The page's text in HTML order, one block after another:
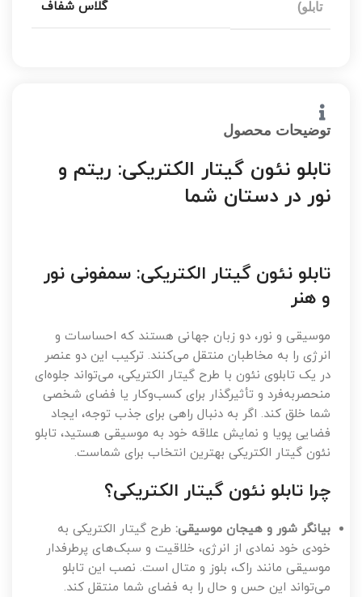
تابلو) گلاس شفاف
توضیحات محصول
تابلو نئون گیتار الکتریکی: ریتم و
نور در دستان شما
تابلو نئون گیتار الکتریکی: سمفونی نور
و هنر
موسیقی و نور، دو زبان جهانی هستند که احساسات و
انرژی را به مخاطبان منتقل می‌کنند. ترکیب این دو عنصر
در یک تابلوی نئون با طرح گیتار الکتریکی، می‌تواند جلوه‌ای
منحصربه‌فرد و تأثیرگذار برای کسب‌وکار یا فضای شخصی
شما خلق کند. اگر به دنبال راهی برای جذب توجه، ایجاد
فضایی پویا و نمایش علاقه خود به موسیقی هستید، تابلو
نئون گیتار الکتریکی بهترین انتخاب برای شماست.
چرا تابلو نئون گیتار الکتریکی؟
بیانگر شور و هیجان موسیقی: طرح گیتار الکتریکی به
خودی خود نمادی از انرژی، خلاقیت و سبک‌های پرطرفدار
موسیقی مانند راک، بلوز و متال است. نصب این تابلو
می‌تواند این حس و حال را به فضای شما منتقل کند.